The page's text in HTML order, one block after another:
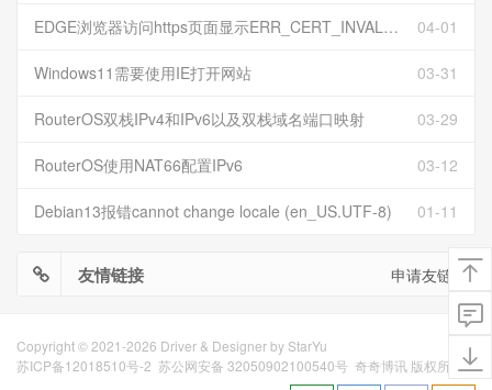
04-01
EDGE浏览器访问https页面显示ERR_CERT_INVALID且无法跳过继续访问
03-31
Windows11需要使用IE打开网站
03-29
RouterOS双栈IPv4和IPv6以及双栈域名端口映射
03-12
RouterOS使用NAT66配置IPv6
01-11
Debian13报错cannot change locale (en_US.UTF-8)
友情链接 申请友链
Copyright © 2021-2026 Driver & Designer by StarYu
苏ICP备12018510号-2 苏公网安备 32050902100540号 奇奇博讯 版权所有